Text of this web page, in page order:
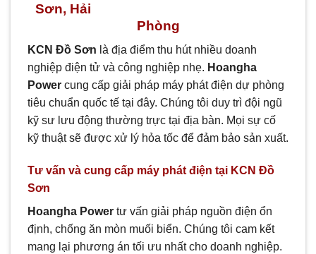
Sơn, Hải
Phòng
KCN Đồ Sơn là địa điểm thu hút nhiều doanh
nghiệp điện tử và công nghiệp nhẹ. Hoangha
Power cung cấp giải pháp máy phát điện dự phòng
tiêu chuẩn quốc tế tại đây. Chúng tôi duy trì đội ngũ
kỹ sư lưu động thường trực tại địa bàn. Mọi sự cố
kỹ thuật sẽ được xử lý hỏa tốc để đảm bảo sản xuất.
Tư vấn và cung cấp máy phát điện tại KCN Đồ
Sơn
Hoangha Power tư vấn giải pháp nguồn điện ổn
định, chống ăn mòn muối biển. Chúng tôi cam kết
mang lại phương án tối ưu nhất cho doanh nghiệp.